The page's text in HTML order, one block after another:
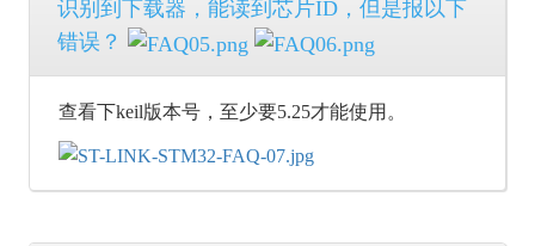
识别到下载器，能读到芯片ID，但是报以下
错误？
查看下keil版本号，至少要5.25才能使用。